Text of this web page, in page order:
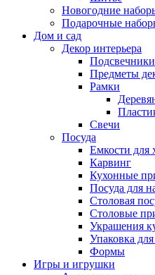
Новогодние
Подарочные
Дом и сад
Декор интерьера
Подсвечники
Предметы
Рамки
Свечи
Посуда
Емкости для
Карвинг
Кухонные
Посуда для
Столовая
Столовые
Украшения
Упаковка
Формы
Игры и игрушки